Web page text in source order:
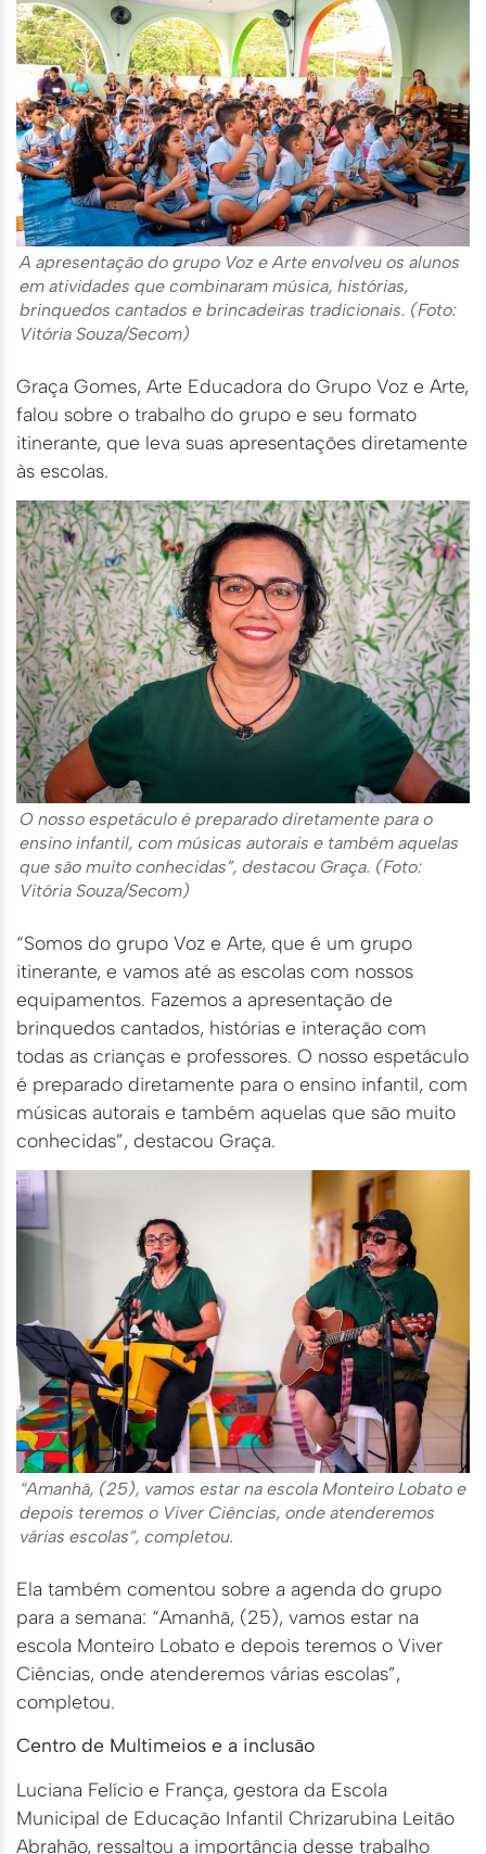
A apresentação do grupo Voz e Arte envolveu os alunos
em atividades que combinaram música, histórias,
brinquedos cantados e brincadeiras tradicionais. (Foto:
Vitória Souza/Secom)
Graça Gomes, Arte Educadora do Grupo Voz e Arte,
falou sobre o trabalho do grupo e seu formato
itinerante, que leva suas apresentações diretamente
às escolas.
O nosso espetáculo é preparado diretamente para o
ensino infantil, com músicas autorais e também aquelas
que são muito conhecidas”, destacou Graça. (Foto:
Vitória Souza/Secom)
“Somos do grupo Voz e Arte, que é um grupo
itinerante, e vamos até as escolas com nossos
equipamentos. Fazemos a apresentação de
brinquedos cantados, histórias e interação com
todas as crianças e professores. O nosso espetáculo
é preparado diretamente para o ensino infantil, com
músicas autorais e também aquelas que são muito
conhecidas”, destacou Graça.
“Amanhã, (25), vamos estar na escola Monteiro Lobato e
depois teremos o Viver Ciências, onde atenderemos
várias escolas”, completou.
Ela também comentou sobre a agenda do grupo
para a semana: “Amanhã, (25), vamos estar na
escola Monteiro Lobato e depois teremos o Viver
Ciências, onde atenderemos várias escolas”,
completou.
Centro de Multimeios e a inclusão
Luciana Felício e França, gestora da Escola
Municipal de Educação Infantil Chrizarubina Leitão
Abrahão, ressaltou a importância desse trabalho